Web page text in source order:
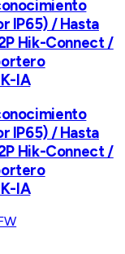
IP65) / Hasta
Hik-Connect /
IA
IP65) / Hasta
Hik-Connect /
IA